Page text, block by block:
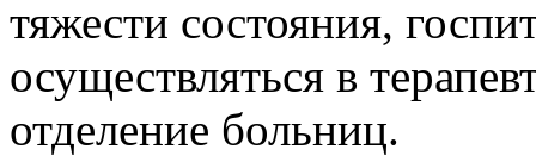
тяжести состояния,
осуществляться в
отделение больниц.